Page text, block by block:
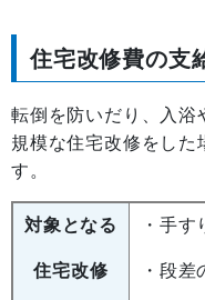
住宅改修費の支
転倒を防いだり、入
規模な住宅改修をした
す。
対象となる
住宅改修
・手
・段差